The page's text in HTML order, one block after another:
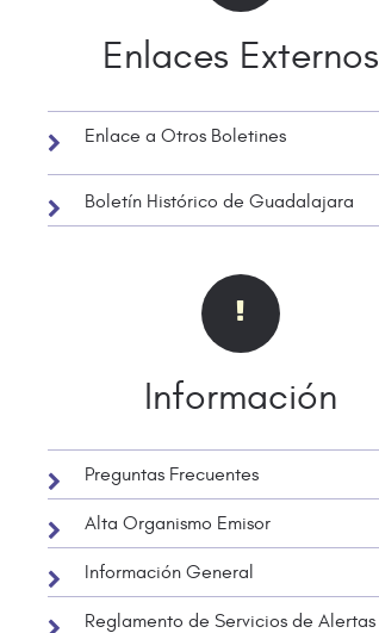
Enlaces Externos
Enlace a Otros Boletines
Boletín Histórico de Guadalajara
Información
Preguntas Frecuentes
Alta Organismo Emisor
Información General
Reglamento de Servicios de Alertas